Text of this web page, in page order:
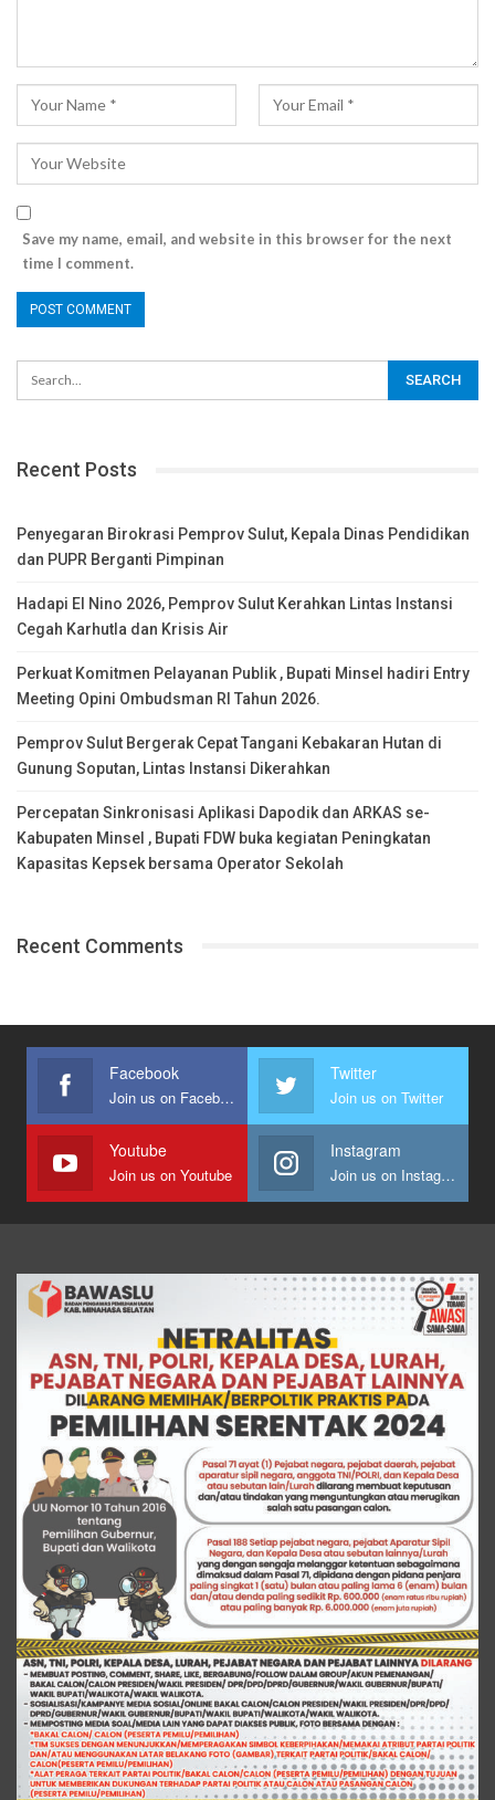
Save my name, email, and website in this browser for the next
time I comment.
Recent Posts
Penyegaran Birokrasi Pemprov Sulut, Kepala Dinas Pendidikan
dan PUPR Berganti Pimpinan
Hadapi El Nino 2026, Pemprov Sulut Kerahkan Lintas Instansi
Cegah Karhutla dan Krisis Air
Perkuat Komitmen Pelayanan Publik , Bupati Minsel hadiri Entry
Meeting Opini Ombudsman RI Tahun 2026.
Pemprov Sulut Bergerak Cepat Tangani Kebakaran Hutan di
Gunung Soputan, Lintas Instansi Dikerahkan
Percepatan Sinkronisasi Aplikasi Dapodik dan ARKAS se-
Kabupaten Minsel , Bupati FDW buka kegiatan Peningkatan
Kapasitas Kepsek bersama Operator Sekolah
Recent Comments
Facebook
Join us on Facebook
Twitter
Join us on Twitter
Youtube
Join us on Youtube
Instagram
Join us on Instagram